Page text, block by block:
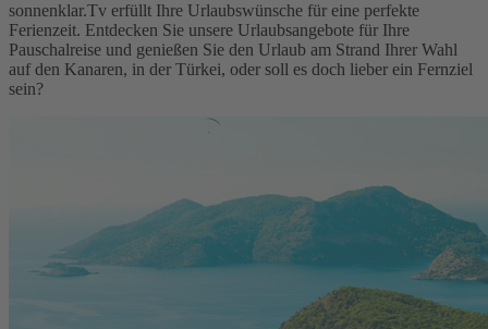
sonnenklar.Tv erfüllt Ihre Urlaubswünsche für eine perfekte
Ferienzeit. Entdecken Sie unsere Urlaubsangebote für Ihre
Pauschalreise und genießen Sie den Urlaub am Strand Ihrer Wahl
auf den Kanaren, in der Türkei, oder soll es doch lieber ein Fernziel
sein?